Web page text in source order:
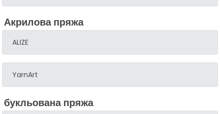
Акрилова пряжа
ALIZE
YarnArt
букльована пряжа